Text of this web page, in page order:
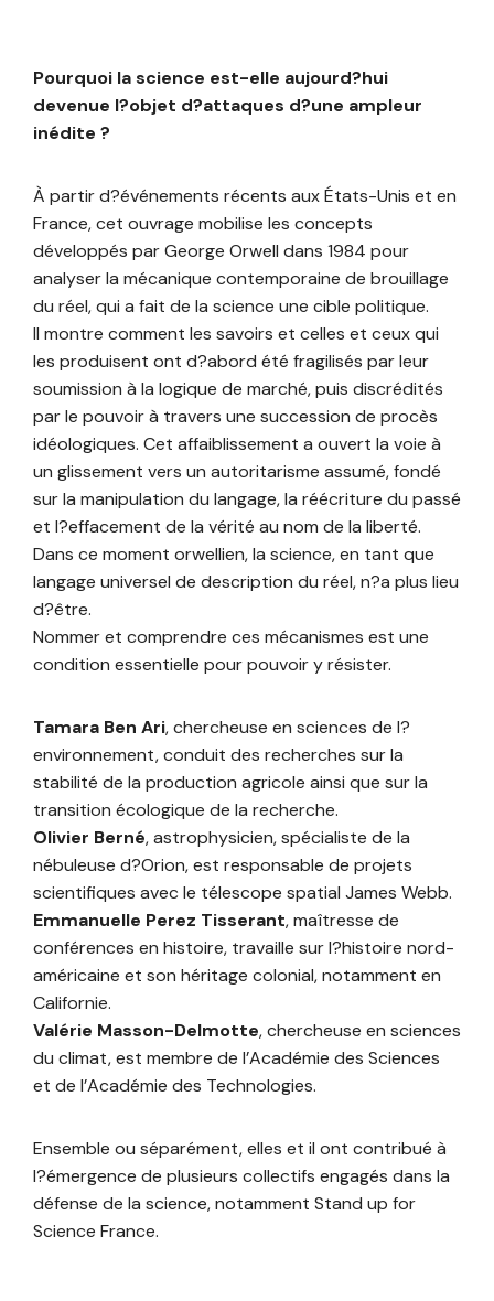
Pourquoi la science est-elle aujourd?hui
devenue l?objet d?attaques d?une ampleur
inédite ?
À partir d?événements récents aux États-Unis et en
France, cet ouvrage mobilise les concepts
développés par George Orwell dans 1984 pour
analyser la mécanique contemporaine de brouillage
du réel, qui a fait de la science une cible politique.
Il montre comment les savoirs et celles et ceux qui
les produisent ont d?abord été fragilisés par leur
soumission à la logique de marché, puis discrédités
par le pouvoir à travers une succession de procès
idéologiques. Cet affaiblissement a ouvert la voie à
un glissement vers un autoritarisme assumé, fondé
sur la manipulation du langage, la réécriture du passé
et l?effacement de la vérité au nom de la liberté.
Dans ce moment orwellien, la science, en tant que
langage universel de description du réel, n?a plus lieu
d?être.
Nommer et comprendre ces mécanismes est une
condition essentielle pour pouvoir y résister.
Tamara Ben Ari, chercheuse en sciences de l?
environnement, conduit des recherches sur la
stabilité de la production agricole ainsi que sur la
transition écologique de la recherche.
Olivier Berné, astrophysicien, spécialiste de la
nébuleuse d?Orion, est responsable de projets
scientifiques avec le télescope spatial James Webb.
Emmanuelle Perez Tisserant, maîtresse de
conférences en histoire, travaille sur l?histoire nord-
américaine et son héritage colonial, notamment en
Californie.
Valérie Masson-Delmotte, chercheuse en sciences
du climat, est membre de l’Académie des Sciences
et de l’Académie des Technologies.
Ensemble ou séparément, elles et il ont contribué à
l?émergence de plusieurs collectifs engagés dans la
défense de la science, notamment Stand up for
Science France.